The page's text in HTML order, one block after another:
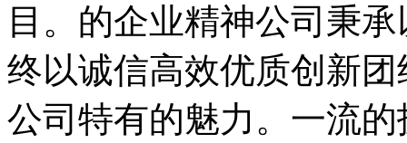
目。的企业精神公司秉
终以诚信高效优质创新
公司特有的魅力。一流